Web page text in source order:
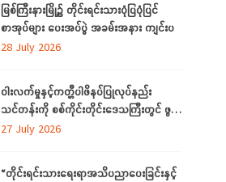
မြစ်ကြီးနားမြို့၌ တိုင်းရင်းသားပုံပြပုံပြင်
စာအုပ်များ ပေးအပ်ပွဲ အခမ်းအနား ကျင်းပ
28 July 2026
ဝါးလက်မှုနှင့်ကတ္တီပါဖိနပ်ပြုလုပ်နည်း
သင်တန်းကို စစ်ကိုင်းတိုင်းဒေသကြီးတွင် ဖွင့်
လှစ်
27 July 2026
“တိုင်းရင်းသားရေးရာအသိပညာပေးခြင်းနှင့်